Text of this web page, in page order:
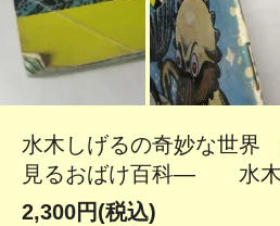
水木しげるの奇妙な世
見るおばけ百科― 水
2,300円(税込)